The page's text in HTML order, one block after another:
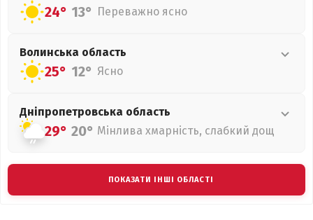
24° 13° Переважно ясно
Волинська область
25° 12° Ясно
Дніпропетровська область
29° 20° Мінлива хмарність, слабкий дощ
ПОКАЗАТИ ІНШІ ОБЛАСТІ